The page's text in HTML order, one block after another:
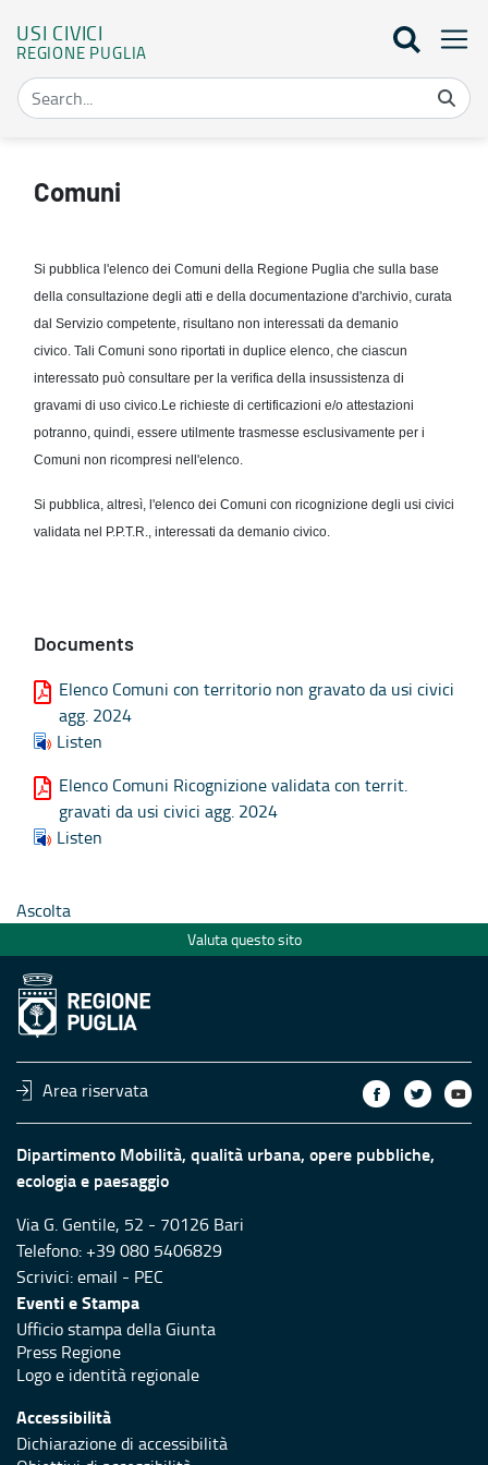
USI CIVICI
REGIONE PUGLIA
Comuni
Si pubblica l'elenco dei Comuni della Regione Puglia che sulla base
della consultazione degli atti e della documentazione d'archivio, curata
dal Servizio competente, risultano non interessati da demanio
civico. Tali Comuni sono riportati in duplice elenco, che ciascun
interessato può consultare per la verifica della insussistenza di
gravami di uso civico. Le richieste di certificazioni e/o attestazioni
potranno, quindi, essere utilmente trasmesse esclusivamente per i
Comuni non ricompresi nell'elenco.
Si pubblica, altresì, l'elenco dei Comuni con ricognizione degli usi civici
validata nel P.P.T.R., interessati da demanio civico.
Documents
Elenco Comuni con territorio non gravato da usi civici
agg. 2024
Listen
Elenco Comuni Ricognizione validata con territ.
gravati da usi civici agg. 2024
Listen
Ascolta
Valuta questo sito
Area riservata
Dipartimento Mobilità, qualità urbana, opere pubbliche,
ecologia e paesaggio
Via G. Gentile, 52 - 70126 Bari
Telefono: +39 080 5406829
Scrivici:email - PEC
Eventi e Stampa
Ufficio stampa della Giunta
Press Regione
Logo e identità regionale
Accessibilità
Dichiarazione di accessibilità